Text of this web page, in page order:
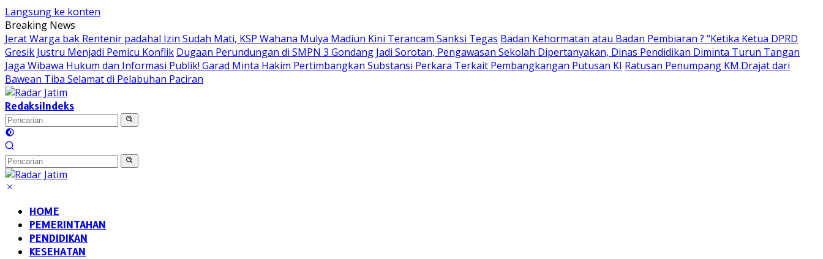
Langsung ke konten
Breaking News
Jerat Warga bak Rentenir padahal Izin Sudah Mati, KSP Wahana Mulya Madiun Kini Terancam Sanksi Tegas Badan Kehormatan atau Badan Pembiaran ? “Ketika Ketua DPRD
Gresik Justru Menjadi Pemicu Konflik Dugaan Perundungan di SMPN 3 Gondang Jadi Sorotan, Pengawasan Sekolah Dipertanyakan, Dinas Pendidikan Diminta Turun Tangan
Jaga Wibawa Hukum dan Informasi Publik! Garad Minta Hakim Pertimbangkan Substansi Perkara Terkait Pembangkangan Putusan KI Ratusan Penumpang KM.Drajat dari
Bawean Tiba Selamat di Pelabuhan Paciran
RedaksiIndeks
HOME
PEMERINTAHAN
PENDIDIKAN
KESEHATAN